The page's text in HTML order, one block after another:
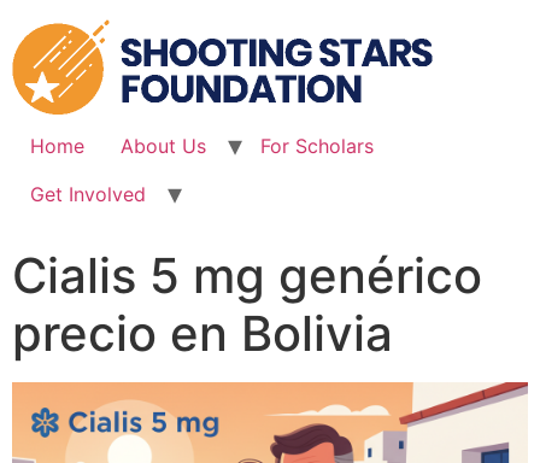
to
content
Home About Us
For Scholars
Get Involved
Cialis 5 mg genérico
precio en Bolivia